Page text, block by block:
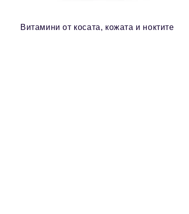
Витамини от косата, кожата и ноктите